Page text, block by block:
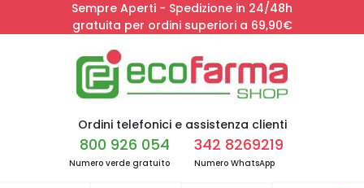
Sempre Aperti - Spedizione in 24/48h
gratuita per ordini superiori a 69,90€
Ordini telefonici e assistenza clienti
800 926 054
Numero verde gratuito
342 8269219
Numero WhatsApp